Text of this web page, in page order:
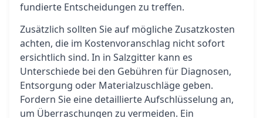
fundierte Entscheidungen zu treffen.
Zusätzlich sollten Sie auf mögliche Zusatzkosten
achten, die im Kostenvoranschlag nicht sofort
ersichtlich sind. In in Salzgitter kann es
Unterschiede bei den Gebühren für Diagnosen,
Entsorgung oder Materialzuschläge geben.
Fordern Sie eine detaillierte Aufschlüsselung an,
um Überraschungen zu vermeiden. Ein